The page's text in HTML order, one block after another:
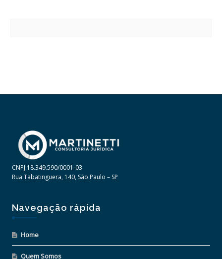
CNPJ:18.349.590/0001-03
Rua Tabatinguera, 140, São Paulo – SP
Navegação rápida
Home
Quem Somos